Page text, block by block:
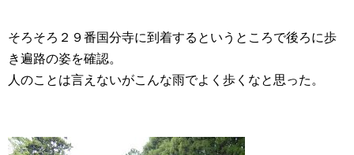
そろそろ２９番国分寺に到着するというところで後ろに歩
き遍路の姿を確認。
人のことは言えないがこんな雨でよく歩くなと思った。